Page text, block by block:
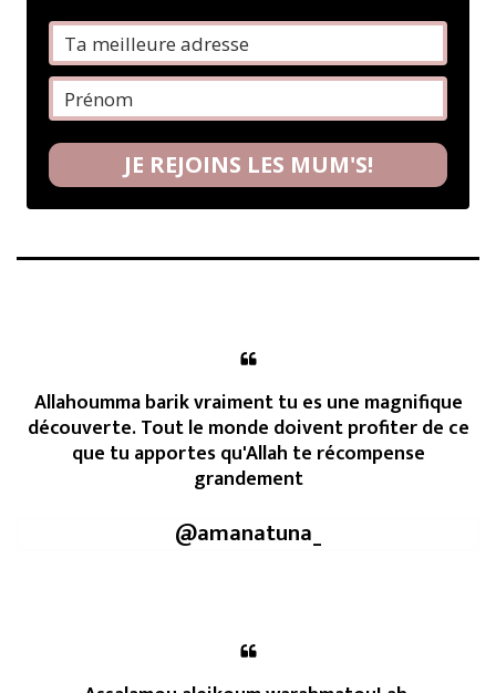
JE REJOINS LES MUM'S!
Allahoumma barik vraiment tu es une magnifique
découverte. Tout le monde doivent profiter de ce
que tu apportes qu'Allah te récompense
grandement
@amanatuna_